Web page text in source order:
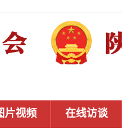
片视频 在线访谈